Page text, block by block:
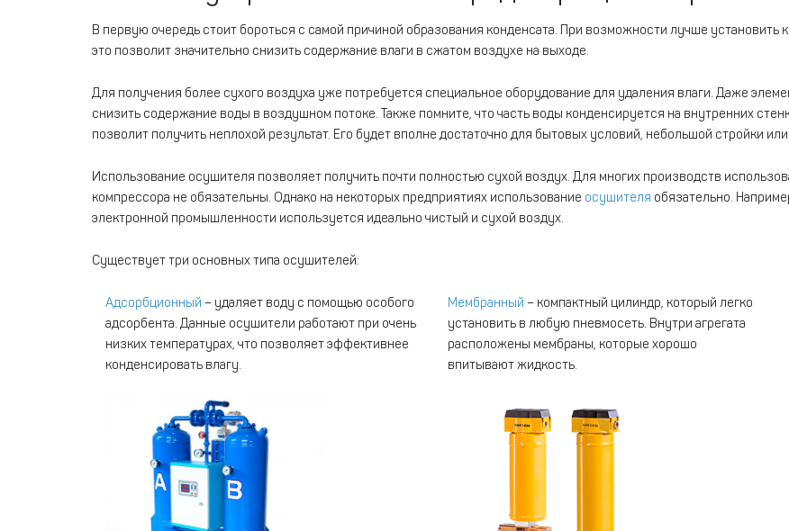
В первую очередь стоит бороться с самой причиной образования конденсата. При возможности лучше
это позволит значительно снизить содержание влаги в сжатом воздухе на выходе.
Для получения более сухого воздуха уже потребуется специальное оборудование для удаления влаги. Даже
снизить содержание воды в воздушном потоке. Также помните, что часть воды конденсируется на внутренних
позволит получить неплохой результат. Его будет вполне достаточно для бытовых условий, небольшой стройки
Использование осушителя позволяет получить почти полностью сухой воздух. Для многих производств
компрессора не обязательны. Однако на некоторых предприятиях использование осушителя обязательно.
электронной промышленности используется идеально чистый и сухой воздух.
Существует три основных типа осушителей:
Адсорбционный – удаляет воду с помощью особого
адсорбента. Данные осушители работают при очень
низких температурах, что позволяет эффективнее
конденсировать влагу.
Мембранный – компактный цилиндр, который легко
установить в любую пневмосеть. Внутри агрегата
расположены мембраны, которые хорошо
впитывают жидкость.